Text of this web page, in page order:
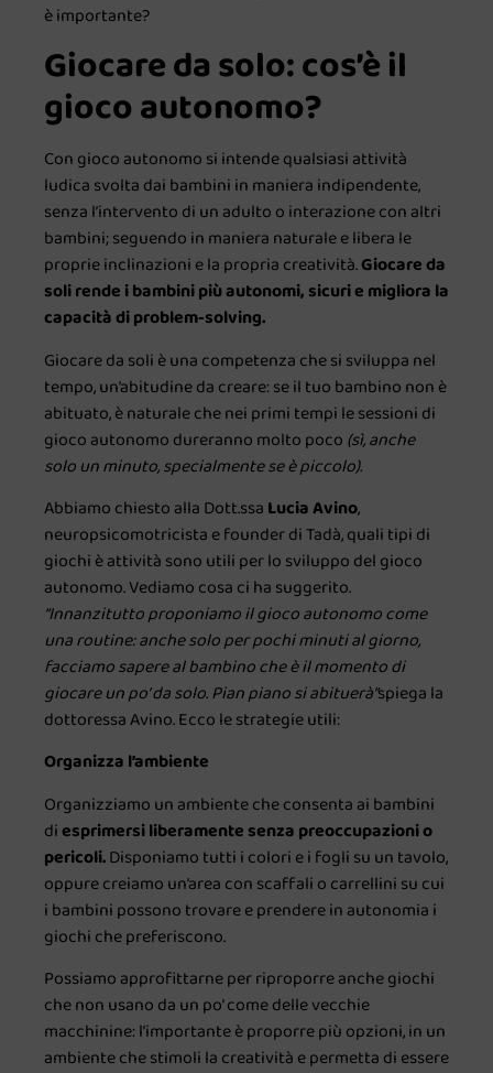
è importante?
Giocare da solo: cos’è il
gioco autonomo?
Con gioco autonomo si intende qualsiasi attività
ludica svolta dai bambini in maniera indipendente,
senza l’intervento di un adulto o interazione con altri
bambini; seguendo in maniera naturale e libera le
proprie inclinazioni e la propria creatività.Giocare da
soli rende i bambini più autonomi, sicuri e migliora la
capacità di problem-solving.
Giocare da soli è una competenza che si sviluppa nel
tempo, un’abitudine da creare: se il tuo bambino non è
abituato, è naturale che nei primi tempi le sessioni di
gioco autonomo dureranno molto poco (sì, anche
solo un minuto, specialmente se è piccolo).
Abbiamo chiesto alla Dott.ssa Lucia Avino,
neuropsicomotricista e founder di Tadà, quali tipi di
giochi è attività sono utili per lo sviluppo del gioco
autonomo. Vediamo cosa ci ha suggerito.
“Innanzitutto proponiamo il gioco autonomo come
una routine: anche solo per pochi minuti al giorno,
facciamo sapere al bambino che è il momento di
giocare un po’ da solo. Pian piano si abituerà”spiega la
dottoressa Avino. Ecco le strategie utili:
Organizza l’ambiente
Organizziamo un ambiente che consenta ai bambini
diesprimersi liberamente senza preoccupazioni o
pericoli.Disponiamo tutti i colori e i fogli su un tavolo,
oppure creiamo un’area con scaffali o carrellini su cui
i bambini possono trovare e prendere in autonomia i
giochi che preferiscono.
Possiamo approfittarne per riproporre anche giochi
che non usano da un po’ come delle vecchie
macchinine: l’importante è proporre più opzioni, in un
ambiente che stimoli la creatività e permetta di essere